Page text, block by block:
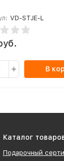
VD-STJE-L
В
Каталог
Подарочный